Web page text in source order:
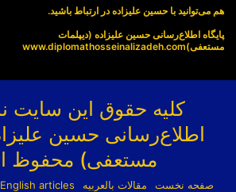
هم می‌توانید با حسین علیزاده در ارتباط باشید.
پایگاه اطلاع‌رسانی حسین علیزاده (دیپلمات
مستعفی)www.diplomathosseinalizadeh.com
کلیه حقوق این سایت
اطلاع‌رسانی حسین
مستعفی) محفوظ
صفحه نخست مقالات بالعربیه English articles